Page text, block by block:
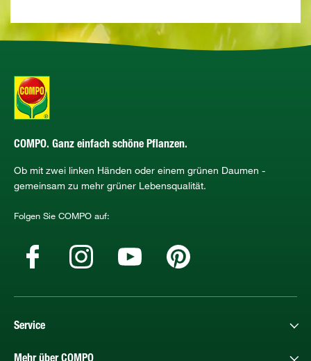
COMPO. Ganz einfach schöne Pflanzen.
Ob mit zwei linken Händen oder einem grünen Daumen -
gemeinsam zu mehr grüner Lebensqualität.
Folgen Sie COMPO auf:
Service